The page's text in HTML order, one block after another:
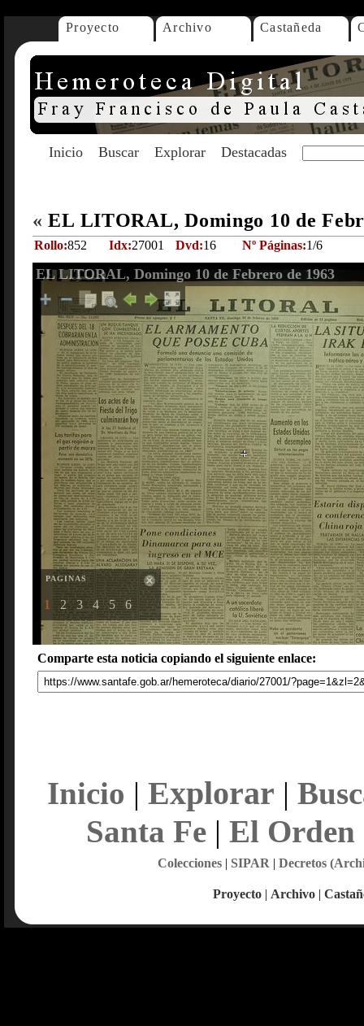
Proyecto Archivo Castañeda
Inicio Buscar Explorar Destacadas
« EL LITORAL, Domingo 10 de
Rollo:852 Idx:27001 Dvd:16 Nº Páginas:1/6
EL LITORAL, Domingo 10 de Febrero de 1963
PAGINAS
1 2 3 4 5 6
Comparte esta noticia copiando el siguiente enlace:
Inicio | Explorar |
Santa Fe| El Orden
Colecciones| SIPAR | Decretos
Proyecto | Archivo |